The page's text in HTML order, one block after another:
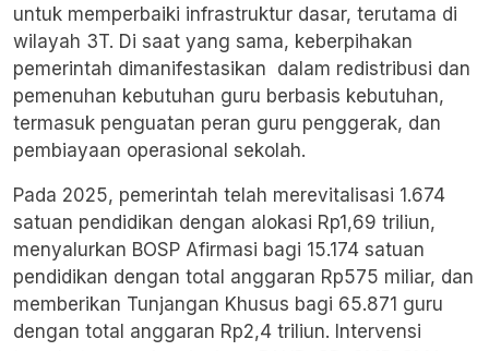
untuk memperbaiki infrastruktur dasar, terutama di
wilayah 3T. Di saat yang sama, keberpihakan
pemerintah dimanifestasikan dalam redistribusi dan
pemenuhan kebutuhan guru berbasis kebutuhan,
termasuk penguatan peran guru penggerak, dan
pembiayaan operasional sekolah.
Pada 2025, pemerintah telah merevitalisasi 1.674
satuan pendidikan dengan alokasi Rp1,69 triliun,
menyalurkan BOSP Afirmasi bagi 15.174 satuan
pendidikan dengan total anggaran Rp575 miliar, dan
memberikan Tunjangan Khusus bagi 65.871 guru
dengan total anggaran Rp2,4 triliun. Intervensi